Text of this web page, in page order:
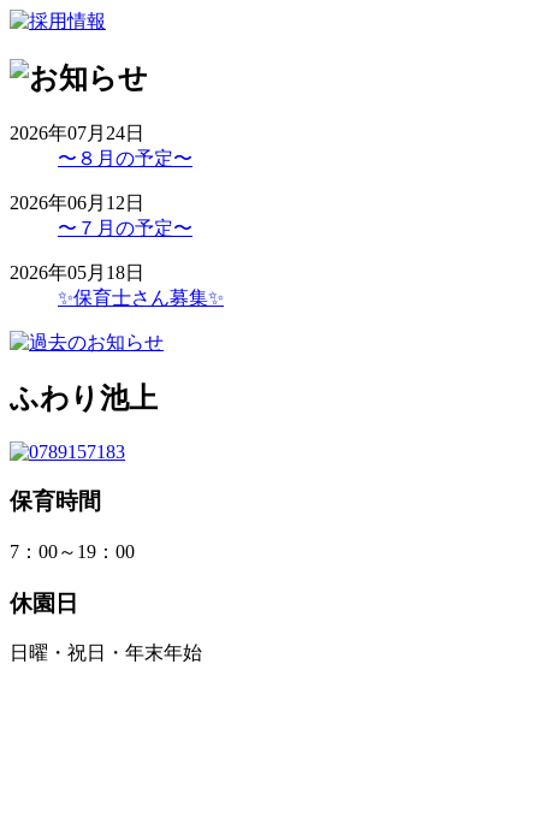
2026年07月24日
〜８月の予定〜
2026年06月12日
〜７月の予定〜
2026年05月18日
✨保育士さん募集✨
ふわり池上
保育時間
7：00～19：00
休園日
日曜・祝日・年末年始